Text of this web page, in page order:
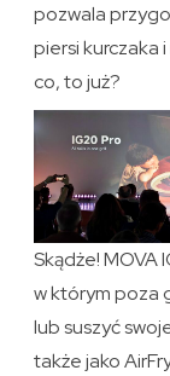
pozwala
piersi kurczaka
co, to już?
Skądże! MOVA
w którym poza
lub suszyć
także jako